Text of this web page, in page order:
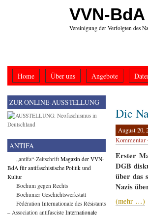
VVN-
Vereinigung der Verfolgten des
Home Über uns Angebote
Die
August 20,
Erster
DGB
über das
Nazis
(mehr …)
ZUR ONLINE-AUSSTELLUNG
ANTIFA
„antifa“-Zeitschrift Magazin der VVN-
BdA für antifaschistische Politik und
Kultur
Bochum gegen Rechts
Bochumer Geschichtswerkstatt
Fédération Internationale des Résistants
– Association antifasciste Internationale